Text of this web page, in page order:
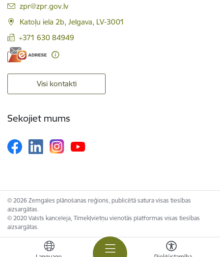
E-pasts:
zpr@zpr.gov.lv
Katoļu iela 2b, Jelgava, LV-3001
+371 630 84949
Visi kontakti
Sekojiet mums
© 2026 Zemgales plānošanas reģions, publicētā satura visas tiesības
aizsargātas.
© 2020 Valsts kanceleja, Tīmekļvietņu vienotās platformas visas tiesības
aizsargātas.